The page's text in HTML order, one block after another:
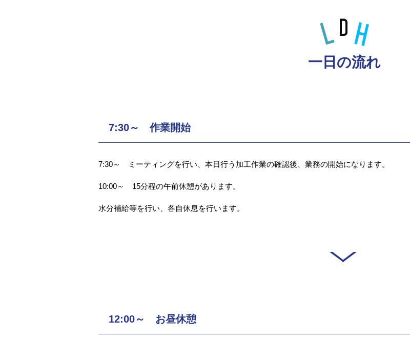
一日の流れ
7:30～ 作業開始
7:30～ ミーティングを行い、本日行う加工作業の確認後、業務の開始になります。
10:00～ 15分程の午前休憩があります。
水分補給等を行い、各自休息を行います。
12:00～ お昼休憩